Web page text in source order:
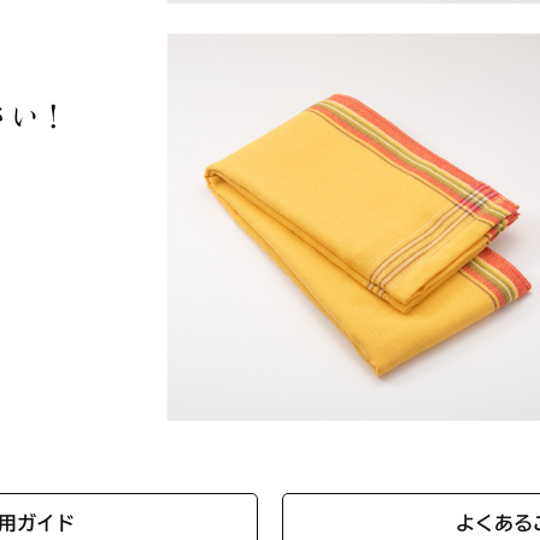
ガイド よくある